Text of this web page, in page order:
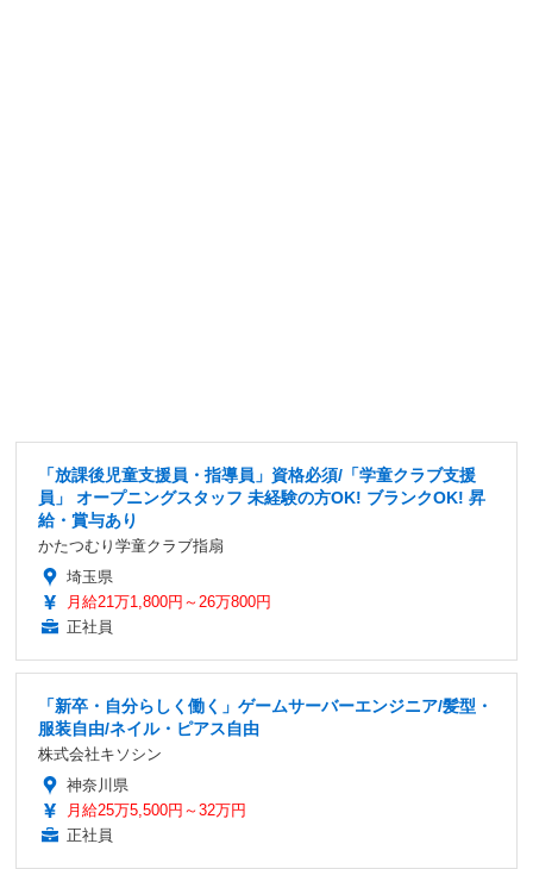
「放課後児童支援員・指導員」資格必須/「学童クラブ支援
員」 オープニングスタッフ 未経験の方OK! ブランクOK! 昇
給・賞与あり
かたつむり学童クラブ指扇
埼玉県
月給21万1,800円～26万800円
正社員
「新卒・自分らしく働く」ゲームサーバーエンジニア/髪型・
服装自由/ネイル・ピアス自由
株式会社キソシン
神奈川県
月給25万5,500円～32万円
正社員